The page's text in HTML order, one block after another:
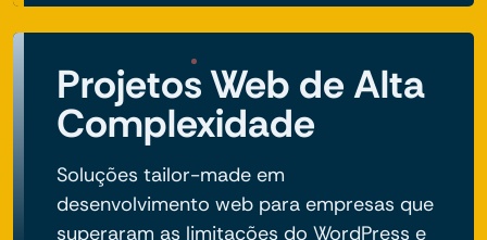
Projetos Web de Alta
Complexidade
Soluções tailor-made em
desenvolvimento web para empresas que
superaram as limitações do WordPress e